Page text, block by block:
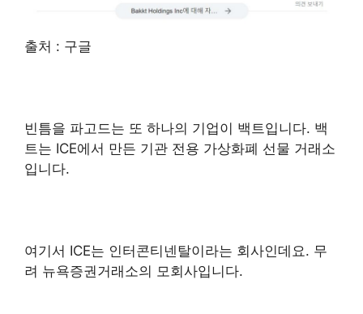
출처 : 구글
빈틈을 파고드는 또 하나의 기업이 백트입니다. 백
트는 ICE에서 만든 기관 전용 가상화폐 선물 거래소
입니다.
여기서 ICE는 인터콘티넨탈이라는 회사인데요. 무
려 뉴욕증권거래소의 모회사입니다.